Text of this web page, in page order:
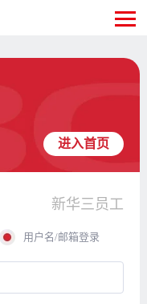
进入首页
新华三员工
用户名/邮箱登录